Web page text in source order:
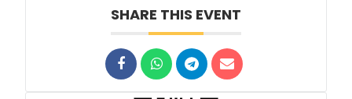
SHARE THIS EVENT